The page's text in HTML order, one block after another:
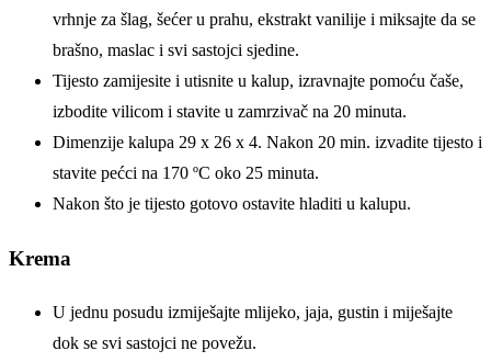
vrhnje za šlag, šećer u prahu, ekstrakt vanilije i miksajte da se
brašno, maslac i svi sastojci sjedine.
Tijesto zamijesite i utisnite u kalup, izravnajte pomoću čaše,
izbodite vilicom i stavite u zamrzivač na 20 minuta.
Dimenzije kalupa 29 x 26 x 4. Nakon 20 min. izvadite tijesto i
stavite pećci na 170 ºC oko 25 minuta.
Nakon što je tijesto gotovo ostavite hladiti u kalupu.
Krema
U jednu posudu izmiješajte mlijeko, jaja, gustin i miješajte
dok se svi sastojci ne povežu.